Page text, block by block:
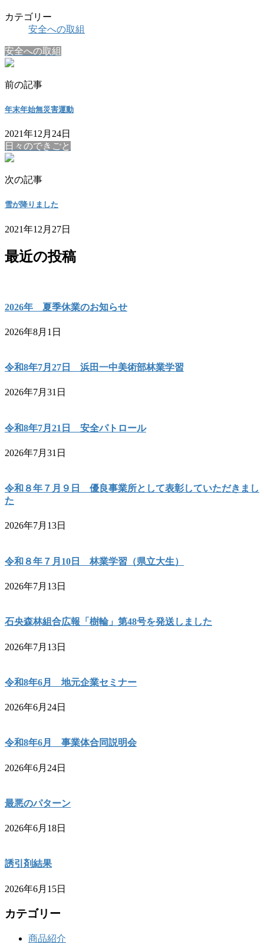
カテゴリー
安全への取組
安全への取組
前の記事
年末年始無災害運動
2021年12月24日
日々のできごと
次の記事
雪が降りました
2021年12月27日
最近の投稿
2026年 夏季休業のお知らせ
2026年8月1日
令和8年7月27日 浜田一中美術部林業学習
2026年7月31日
令和8年7月21日 安全パトロール
2026年7月31日
令和８年７月９日 優良事業所として表彰していただきまし
た
2026年7月13日
令和８年７月10日 林業学習（県立大生）
2026年7月13日
石央森林組合広報「樹輪」第48号を発送しました
2026年7月13日
令和8年6月 地元企業セミナー
2026年6月24日
令和8年6月 事業体合同説明会
2026年6月24日
最悪のパターン
2026年6月18日
誘引剤結果
2026年6月15日
カテゴリー
商品紹介